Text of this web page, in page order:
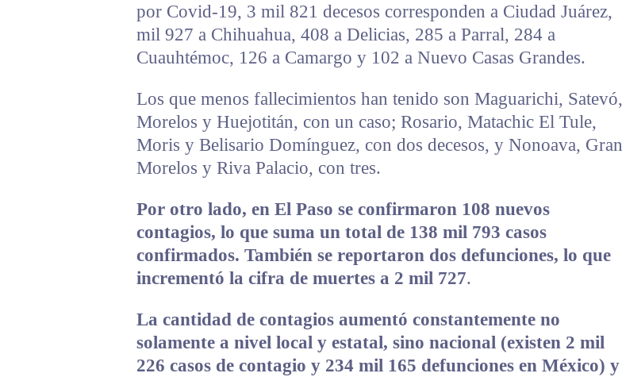
por Covid-19, 3 mil 821 decesos corresponden a Ciudad Juárez,
mil 927 a Chihuahua, 408 a Delicias, 285 a Parral, 284 a
Cuauhtémoc, 126 a Camargo y 102 a Nuevo Casas Grandes.
Los que menos fallecimientos han tenido son Maguarichi, Satevó,
Morelos y Huejotitán, con un caso; Rosario, Matachic El Tule,
Moris y Belisario Domínguez, con dos decesos, y Nonoava, Gran
Morelos y Riva Palacio, con tres.
Por otro lado, en El Paso se confirmaron 108 nuevos
contagios, lo que suma un total de 138 mil 793 casos
confirmados. También se reportaron dos defunciones, lo que
incrementó la cifra de muertes a 2 mil 727.
La cantidad de contagios aumentó constantemente no
solamente a nivel local y estatal, sino nacional (existen 2 mil
226 casos de contagio y 234 mil 165 defunciones en México) y